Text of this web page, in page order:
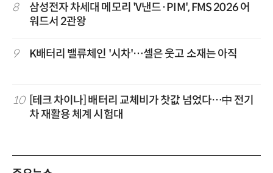
8
삼성전자 차세대 메모리 'V낸드·PIM', FMS 2026 어
워드서 2관왕
9 K배터리 밸류체인 '시차'…셀은 웃고 소재는 아직
10
[테크 차이나] 배터리 교체비가 찻값 넘었다…中 전기
차 재활용 체계 시험대